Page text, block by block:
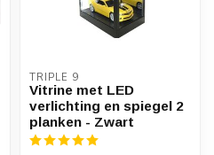
TRIPLE 9
Vitrine met LED
verlichting en spiegel 2
planken - Zwart